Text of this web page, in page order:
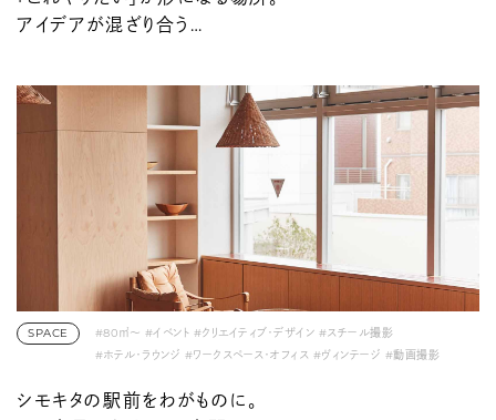
アイデアが混ざり合う
SPACE #80㎡〜 #イベント #クリエイティブ・デザイン #スチール撮影
#ホテル・ラウンジ #ワークスペース・オフィス #ヴィンテージ #動画撮影
シモキタの駅前をわがものに。